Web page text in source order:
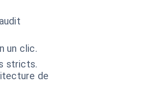
un clic.
stricts.
de